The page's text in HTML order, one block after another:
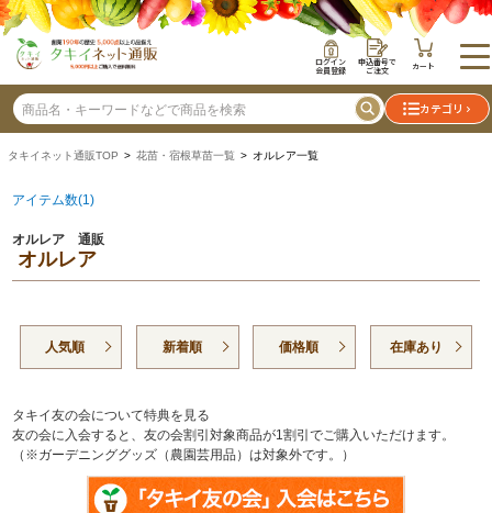
ログイン
会員登録
申込番号で
ご注文 カート
カテゴリ
タキイネット通販TOP > 花苗・宿根草苗一覧 > オルレア一覧
アイテム数(1)
オルレア 通販
オルレア
人気順 新着順 価格順 在庫あり
タキイ友の会について特典を見る
友の会に入会すると、友の会割引対象商品が1割引でご購入いただけます。
（※ガーデニンググッズ（農園芸用品）は対象外です。）